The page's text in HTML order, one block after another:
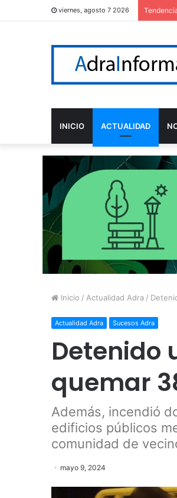
viernes, agosto 7 2026
INICIO ACTUALIDAD
Inicio / Actualidad Adra /
Actualidad Adra Sucesos Adra
Detenido
quemar
Además, incendió
edificios públicos
comunidad de
mayo 9, 2024